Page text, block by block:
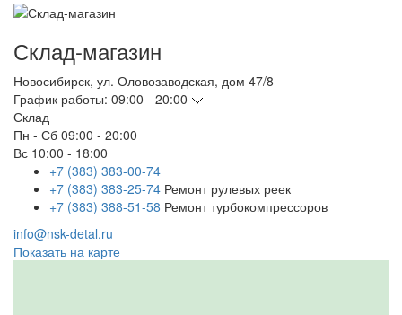
Склад-магазин
Новосибирск, ул. Оловозаводская, дом 47/8
График работы: 09:00 - 20:00
Склад
Пн - Сб 09:00 - 20:00
Вс 10:00 - 18:00
+7 (383) 383-00-74
+7 (383) 383-25-74 Ремонт рулевых реек
+7 (383) 388-51-58 Ремонт турбокомпрессоров
info@nsk-detal.ru
Показать на карте